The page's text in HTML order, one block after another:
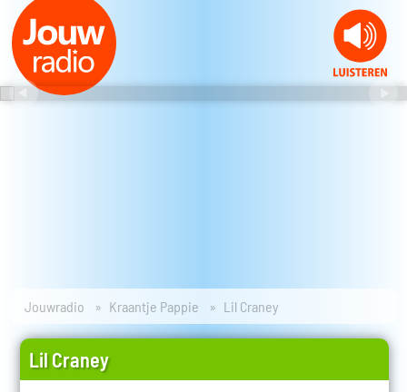
Jouwradio Kraantje Pappie Lil Craney
Lil Craney